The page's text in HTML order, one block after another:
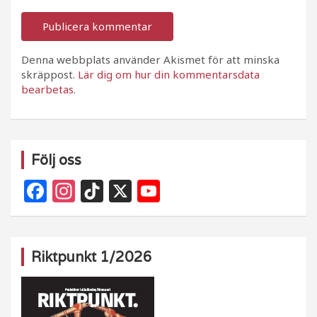
Denna webbplats använder Akismet för att minska
skräppost. Lär dig om hur din kommentarsdata
bearbetas.
Följ oss
F
a
e
b
o
In
st
g
ra
m
Ti
k
o
k
X
o
Riktpunkt 1/2026